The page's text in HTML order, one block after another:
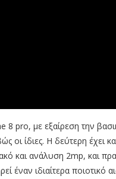
8 pro, με εξαίρεση την
οι ίδιες. Η δεύτερη έχει
και ανάλυση 2mp, και
έναν ιδιαίτερα ποιοτικό